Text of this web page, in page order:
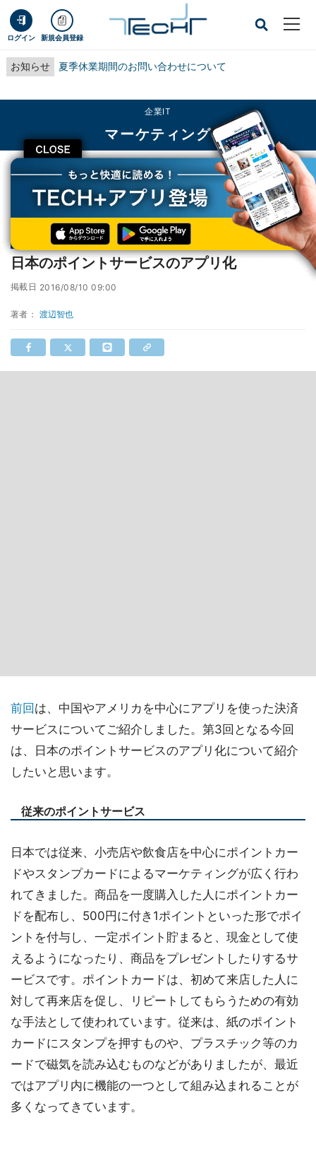
ログイン 新規会員登録
お知らせ 夏季休業期間のお問い合わせについて
CLOSE
企業IT
マーケティング
TECH+ 企業IT マーケティング 日本のポイントサービスのアプリ化
連載
O2O×FinTech の最新動向
日本のポイントサービスのアプリ化
掲載日 2016/08/10 09:00
著者： 渡辺智也
前回 は、中国やアメリカを中心にアプリを使った決済
サービスについてご紹介しました。第3回となる今回
は、日本のポイントサービスのアプリ化について紹介
したいと思います。
従来のポイントサービス
日本では従来、小売店や飲食店を中心にポイントカー
ドやスタンプカードによるマーケティングが広く行わ
れてきました。商品を一度購入した人にポイントカー
ドを配布し、500円に付き1ポイントといった形でポイ
ントを付与し、一定ポイント貯まると、現金として使
えるようになったり、商品をプレゼントしたりするサ
ービスです。ポイントカードは、初めて来店した人に
対して再来店を促し、リピートしてもらうための有効
な手法として使われています。従来は、紙のポイント
カードにスタンプを押すものや、プラスチック等のカ
ードで磁気を読み込むものなどがありましたが、最近
ではアプリ内に機能の一つとして組み込まれることが
多くなってきています。